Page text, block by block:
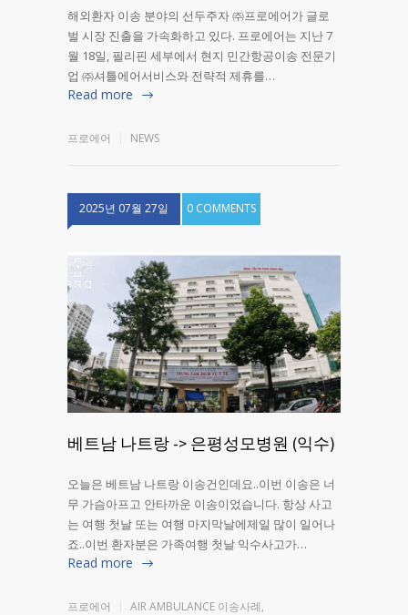
해외환자 이송 분야의 선두주자 ㈜프로에어가 글로
벌 시장 진출을 가속화하고 있다. 프로에어는 지난 7
월 18일, 필리핀 세부에서 현지 민간항공이송 전문기
업 ㈜셔틀에어서비스와 전략적 제휴를…
Read more
프로에어 NEWS
2025년 07월 27일 0 COMMENTS
베트남 나트랑 -> 은평성모병원 (익수)
오늘은 베트남 나트랑 이송건인데요..이번 이송은 너
무 가슴아프고 안타까운 이송이었습니다. 항상 사고
는 여행 첫날 또는 여행 마지막날에제일 많이 일어나
죠..이번 환자분은 가족여행 첫날 익수사고가…
Read more
프로에어 AIR AMBULANCE 이송사례,